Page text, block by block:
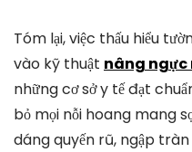
Tóm lại, việc thấu hiểu
vào kỹ thuật nâng ngực
những cơ sở y tế đạt
bỏ mọi nỗi hoang mang
dáng quyến rũ, ngập